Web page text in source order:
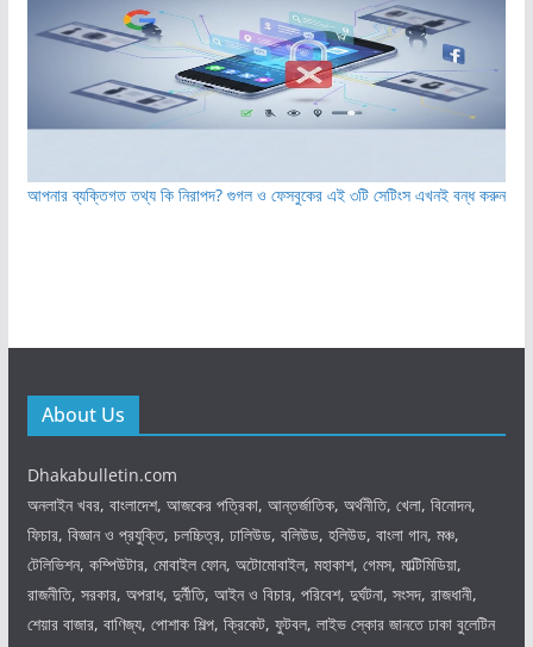
আপনার ব্যক্তিগত তথ্য কি নিরাপদ? গুগল ও ফেসবুকের এই ৩টি সেটিংস এখনই বন্ধ করুন
About Us
Dhakabulletin.com
অনলাইন খবর, বাংলাদেশ, আজকের পত্রিকা, আন্তর্জাতিক, অর্থনীতি, খেলা, বিনোদন,
ফিচার, বিজ্ঞান ও প্রযুক্তি, চলচ্চিত্র, ঢালিউড, বলিউড, হলিউড, বাংলা গান, মঞ্চ,
টেলিভিশন, কম্পিউটার, মোবাইল ফোন, অটোমোবাইল, মহাকাশ, গেমস, মাল্টিমিডিয়া,
রাজনীতি, সরকার, অপরাধ, দুর্নীতি, আইন ও বিচার, পরিবেশ, দুর্ঘটনা, সংসদ, রাজধানী,
শেয়ার বাজার, বাণিজ্য, পোশাক শিল্প, ক্রিকেট, ফুটবল, লাইভ স্কোর জানতে ঢাকা বুলেটিন